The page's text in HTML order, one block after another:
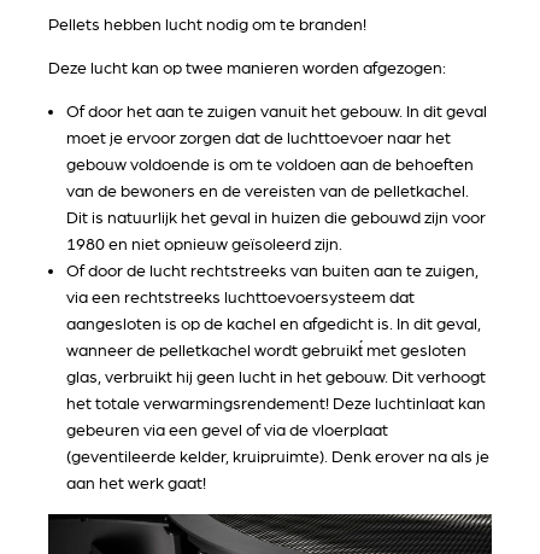
Pellets hebben lucht nodig om te branden!
Deze lucht kan op twee manieren worden afgezogen:
Of door het aan te zuigen vanuit het gebouw. In dit geval
moet je ervoor zorgen dat de luchttoevoer naar het
gebouw voldoende is om te voldoen aan de behoeften
van de bewoners en de vereisten van de pelletkachel.
Dit is natuurlijk het geval in huizen die gebouwd zijn voor
1980 en niet opnieuw geïsoleerd zijn.
Of door de lucht rechtstreeks van buiten aan te zuigen,
via een rechtstreeks luchttoevoersysteem dat
aangesloten is op de kachel en afgedicht is. In dit geval,
wanneer de pelletkachel wordt gebruikt́ met gesloten
glas, verbruikt hij geen lucht in het gebouw. Dit verhoogt
het totale verwarmingsrendement! Deze luchtinlaat kan
gebeuren via een gevel of via de vloerplaat
(geventileerde kelder, kruipruimte). Denk erover na als je
aan het werk gaat!